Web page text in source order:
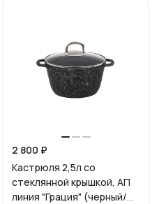
2 800 ₽
Кастрюля 2,5л со
стеклянной крышкой, АП
линия "Грация" (черный/